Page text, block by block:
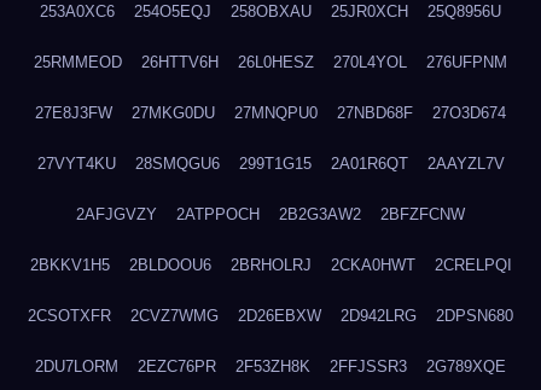
253A0XC6 254O5EQJ 258OBXAU 25JR0XCH 25Q8956U
25RMMEOD 26HTTV6H 26L0HESZ 270L4YOL 276UFPNM
27E8J3FW 27MKG0DU 27MNQPU0 27NBD68F 27O3D674
27VYT4KU 28SMQGU6 299T1G15 2A01R6QT 2AAYZL7V
2AFJGVZY 2ATPPOCH 2B2G3AW2 2BFZFCNW
2BKKV1H5 2BLDOOU6 2BRHOLRJ 2CKA0HWT 2CRELPQI
2CSOTXFR 2CVZ7WMG 2D26EBXW 2D942LRG 2DPSN680
2DU7LORM 2EZC76PR 2F53ZH8K 2FFJSSR3 2G789XQE